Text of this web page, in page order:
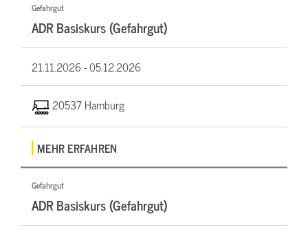
Gefahrgut
ADR Basiskurs (Gefahrgut)
21.11.2026 -05.12.2026
20537 Hamburg
MEHR ERFAHREN
Gefahrgut
ADR Basiskurs (Gefahrgut)